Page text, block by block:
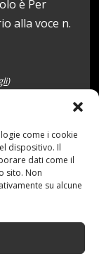
come i cookie
dispositivo. Il
dati come il
sito. Non
su alcune
è Per
alla voce n.
)